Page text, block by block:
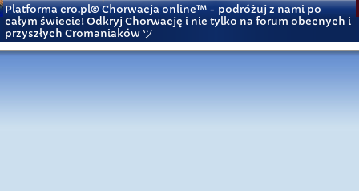
Platforma cro.pl© Chorwacja online™ - podróżuj z nami po
całym świecie! Odkryj Chorwację i nie tylko na forum obecnych i
przyszłych Cromaniaków ツ